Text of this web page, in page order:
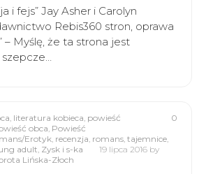
ja i fejs” Jay Asher i Carolyn
Rebis360 stron, oprawa
– Myślę, że ta strona jest
0
, literatura kobieca, powieść
obca, Powieść
Erotyk, recenzja, romans, tajemnice,
adult, Zysk i s-ka 19 lipca 2016 by
Lińska-Złoch